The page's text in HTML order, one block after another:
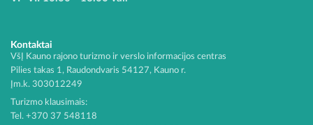
Kontaktai
VšĮ Kauno rajono turizmo ir verslo informacijos centras
Pilies takas 1, Raudondvaris 54127, Kauno r.
Įm.k. 303012249
Turizmo klausimais:
Tel. +370 37 548118